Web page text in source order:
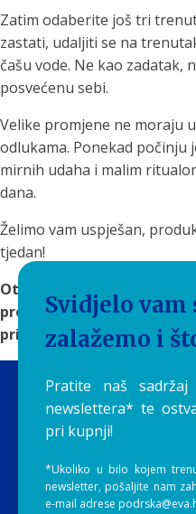
Zatim odaberite još tri
zastati, udaljiti se na
čašu vode. Ne kao zadatak,
posvećenu sebi.
Velike promjene ne moraju
odlukama. Ponekad počinju
mirnih udaha i malim
dana.
Želimo vam uspješan,
tjedan!
Otkrijte
rješenja za
pronađite sustav koji će
prirodnim dijelom vaše
Svidjelo vam
zalažemo i
Pratite naš
newslettera* te
pri kupnji!
*Ukoliko u bilo kojem
newsletter, pošaljite nam
e-mail adrese